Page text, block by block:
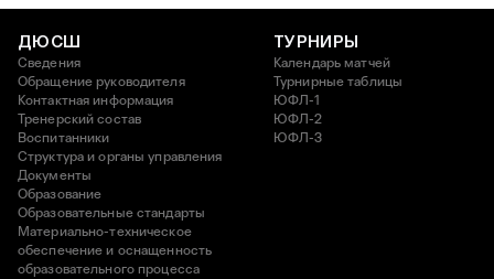
ДЮСШ
Сведения
Обращение руководителя
Контактная информация
Тренерский состав
Воспитанники
Структура и органы управления
Документы
Образование
Образовательные стандарты
Материально-техническое
обеспечение и оснащенность
образовательного процесса
ТУРНИРЫ
Календарь матчей
Турнирные таблицы
ЮФЛ-1
ЮФЛ-2
ЮФЛ-3